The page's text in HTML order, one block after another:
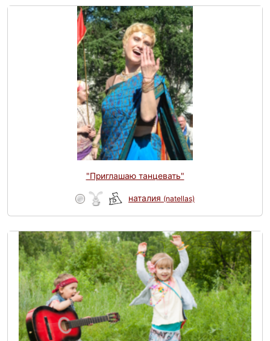
"Приглашаю танцевать"
наталия (natellas)